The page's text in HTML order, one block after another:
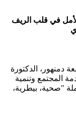
في قلب الريف
دمنهور، الدكتورة
المجتمع وتنمية
"صحية، بيطرية،